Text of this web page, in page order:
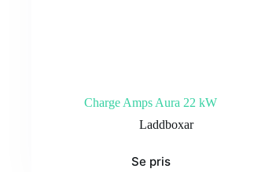
Charge Amps Aura 22 kW
Laddboxar
Se pris